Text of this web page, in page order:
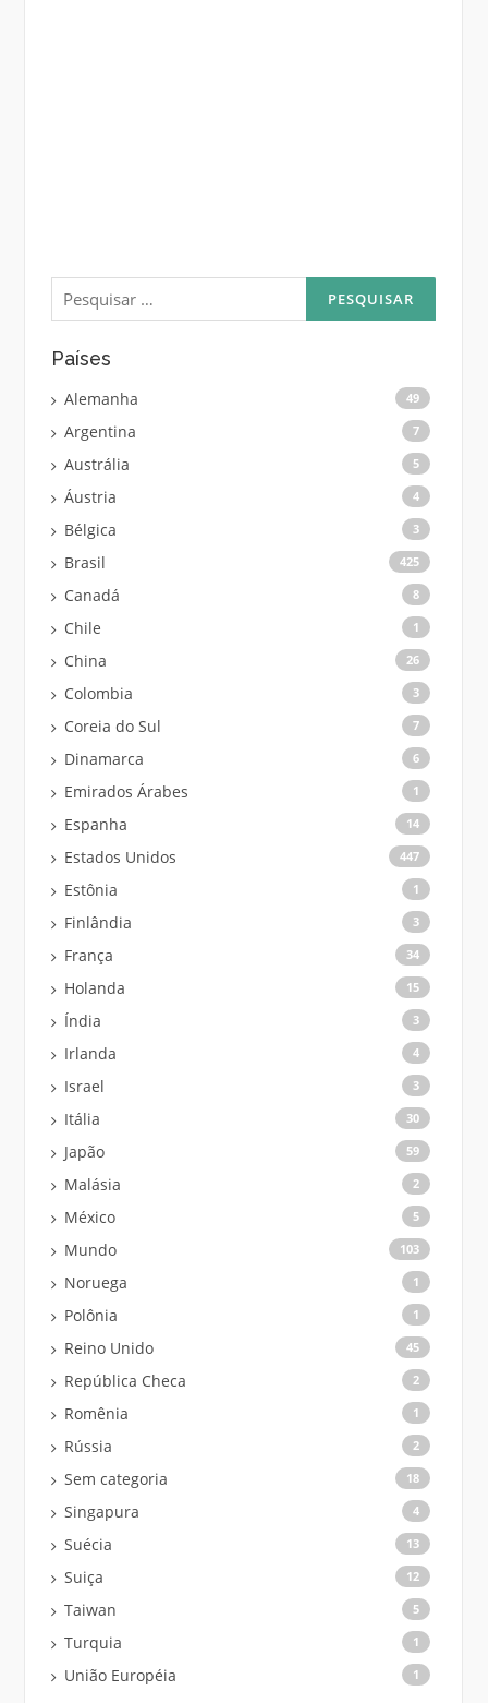
Pesquisar
por:
Países
Alemanha 49
Argentina 7
Austrália 5
Áustria 4
Bélgica 3
Brasil 425
Canadá 8
Chile 1
China 26
Colombia 3
Coreia do Sul 7
Dinamarca 6
Emirados Árabes 1
Espanha 14
Estados Unidos 447
Estônia 1
Finlândia 3
França 34
Holanda 15
Índia 3
Irlanda 4
Israel 3
Itália 30
Japão 59
Malásia 2
México 5
Mundo 103
Noruega 1
Polônia 1
Reino Unido 45
República Checa 2
Romênia 1
Rússia 2
Sem categoria 18
Singapura 4
Suécia 13
Suiça 12
Taiwan 5
Turquia 1
União Européia 1